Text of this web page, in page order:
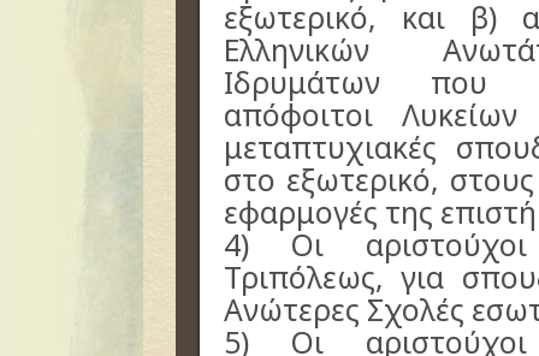
εξωτερικό, και β)
Ελληνικών
Ιδρυμάτων που
απόφοιτοι
μεταπτυχιακές
στο εξωτερικό,
εφαρμογές της
4) Οι αριστούχοι
Τριπόλεως, για
Ανώτερες Σχολές
5) Οι